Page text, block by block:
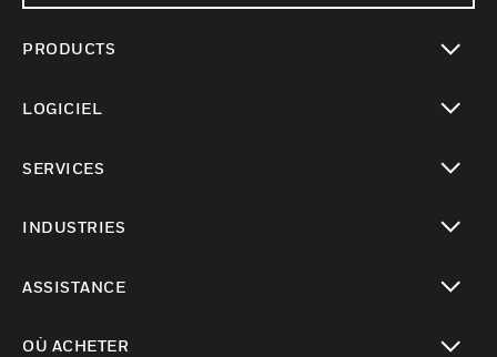
PRODUCTS
LOGICIEL
SERVICES
INDUSTRIES
ASSISTANCE
OÙ ACHETER